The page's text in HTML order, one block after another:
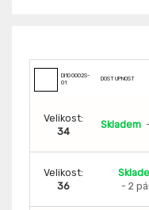
DI100002S-
01
DOSTUPNOST
Velikost:
34
Skladem
Velikost:
36
- 2